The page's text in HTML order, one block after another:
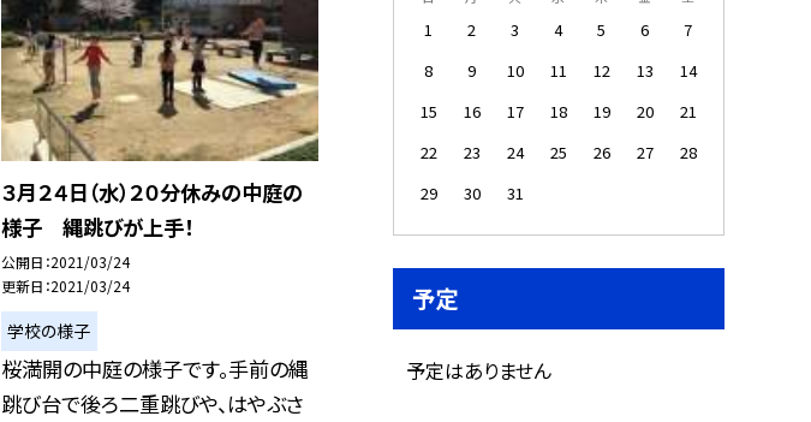
３月２４日（水）２０分休みの中庭の
様子 縄跳びが上手！
公開日 2021/03/24
更新日 2021/03/24
学校の様子
桜満開の中庭の様子です。手前の縄
跳び台で後ろ二重跳びや、はやぶさ
1 2 3 4 5 6
7
8
9 10 11 12 13
14
15
16 17 18 19 20
21
22
23 24 25 26 27
28
29
30 31
予定
予定はありません